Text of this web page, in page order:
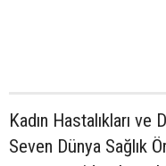
Kadın Hastalıkları ve
Seven Dünya Sağlık